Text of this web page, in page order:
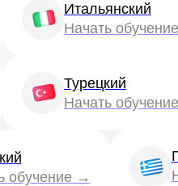
Итальянский
Начать
Турецкий
Начать
обучение →